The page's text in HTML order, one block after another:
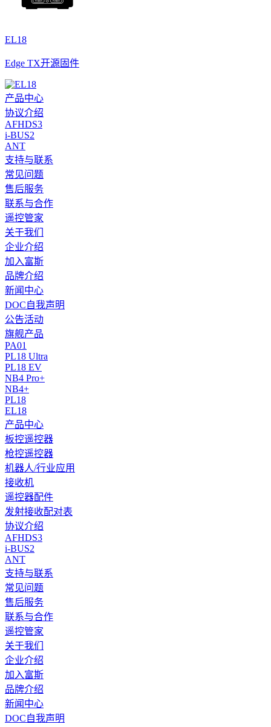
EL18
Edge TX开源固件
产品中心
协议介绍
AFHDS3
i-BUS2
ANT
支持与联系
常见问题
售后服务
联系与合作
遥控管家
关于我们
企业介绍
加入富斯
品牌介绍
新闻中心
DOC自我声明
公告活动
旗舰产品
PA01
PL18 Ultra
PL18 EV
NB4 Pro+
NB4+
PL18
EL18
产品中心
板控遥控器
枪控遥控器
机器人/行业应用
接收机
遥控器配件
发射接收配对表
协议介绍
AFHDS3
i-BUS2
ANT
支持与联系
常见问题
售后服务
联系与合作
遥控管家
关于我们
企业介绍
加入富斯
品牌介绍
新闻中心
DOC自我声明